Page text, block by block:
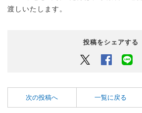
渡しいたします。
投稿をシェアする
Twitter Facebook
次の投稿へ 一覧に戻る